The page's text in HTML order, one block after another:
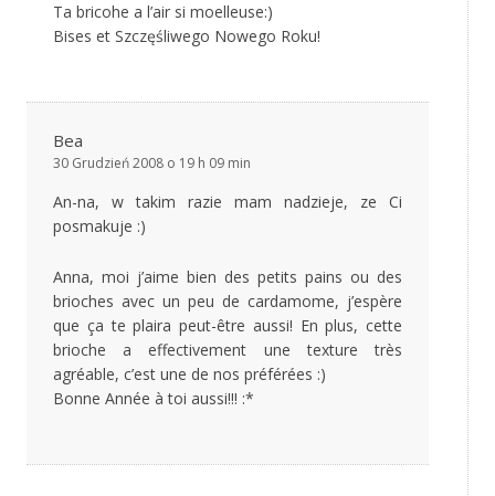
Ta bricohe a l’air si moelleuse:)
Bises et Szczęśliwego Nowego Roku!
Bea
30 Grudzień 2008 o 19 h 09 min
An-na, w takim razie mam nadzieje, ze Ci
posmakuje :)
Anna, moi j’aime bien des petits pains ou des
brioches avec un peu de cardamome, j’espère
que ça te plaira peut-être aussi! En plus, cette
brioche a effectivement une texture très
agréable, c’est une de nos préférées :)
Bonne Année à toi aussi!!! :*